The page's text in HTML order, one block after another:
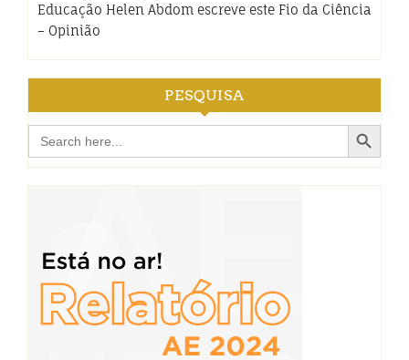
Educação Helen Abdom escreve este Fio da Ciência
– Opinião
PESQUISA
Search
for:
Search Button